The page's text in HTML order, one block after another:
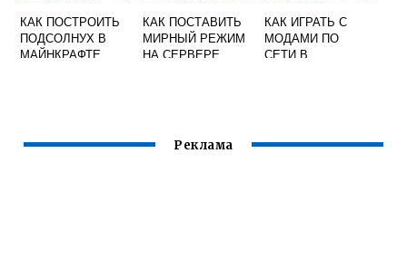
КАК ПОСТРОИТЬ
ПОДСОЛНУХ В
МАЙНКРАФТЕ
КАК ПОСТАВИТЬ
МИРНЫЙ РЕЖИМ
НА СЕРВЕРЕ
КАК ИГРАТЬ С
МОДАМИ ПО
СЕТИ В
Реклама